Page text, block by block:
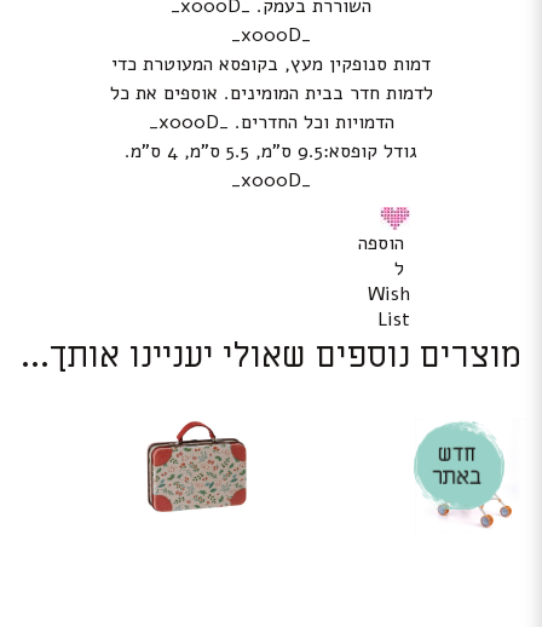
השוררת בעמק. _x000D_
_x000D_
דמות סנופקין מעץ, בקופסא המעוטרת כדי
לדמות חדר בבית המומינים. אוספים את כל
הדמויות וכל החדרים. _x000D_
גודל קופסא:9.5 ס”מ, 5.5 ס”מ, 4 ס”מ.
_x000D_
הוספה
ל
Wish
List
מוצרים נוספים שאולי יעניינו אותך...